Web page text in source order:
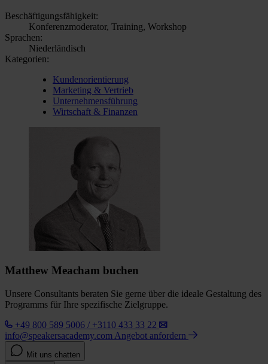
Beschäftigungsfähigkeit:
Konferenzmoderator, Training, Workshop
Sprachen:
Niederländisch
Kategorien:
Kundenorientierung
Marketing & Vertrieb
Unternehmensführung
Wirtschaft & Finanzen
Matthew Meacham buchen
Unsere Consultants beraten Sie gerne über die ideale Gestaltung des
Programms für Ihre spezifische Zielgruppe.
+49 800 589 5006 / +3110 433 33 22
info@speakersacademy.com Angebot anfordern
Mit uns chatten